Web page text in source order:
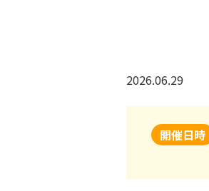
2026.06.29
開催日時